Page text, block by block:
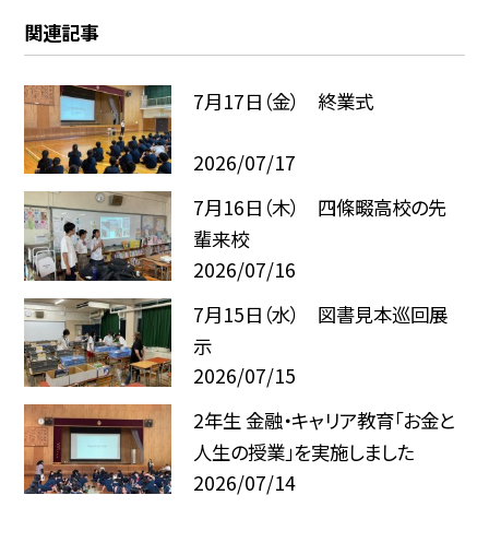
関連記事
7月17日（金） 終業式
2026/07/17
7月16日（木） 四條畷高校の先
輩来校
2026/07/16
7月15日（水） 図書見本巡回展
示
2026/07/15
2年生 金融・キャリア教育「お金と
人生の授業」を実施しました
2026/07/14